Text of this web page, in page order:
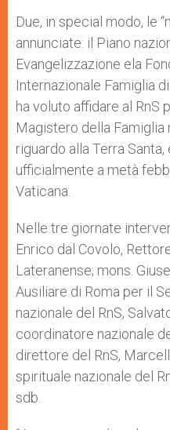
Due, in special modo, le
annunciate: il Piano
Evangelizzazione ela
Internazionale Famiglia
ha voluto affidare al RnS
Magistero della Famiglia
riguardo alla Terra
ufficialmente a metà
Vaticana.
Nelle tre giornate
Enrico dal Covolo,
Lateranense; mons.
Ausiliare di Roma per il
nazionale del RnS,
coordinatore nazionale
direttore del RnS,
spirituale nazionale del
sdb.